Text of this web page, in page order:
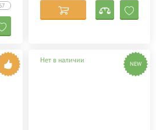
Нет в наличии NEW